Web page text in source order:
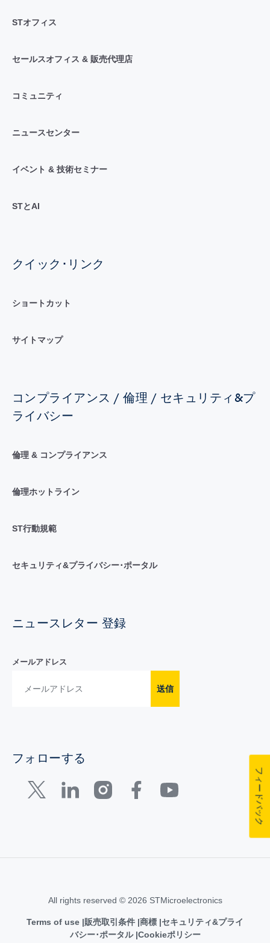
STオフィス
セールスオフィス & 販売代理店
コミュニティ
ニュースセンター
イベント & 技術セミナー
STとAI
クイック･リンク
ショートカット
サイトマップ
コンプライアンス / 倫理 / セキュリティ&プ
ライバシー
倫理 & コンプライアンス
倫理ホットライン
ST行動規範
セキュリティ&プライバシー･ポータル
ニュースレター 登録
メールアドレス
送信
フォローする
All rights reserved © 2026 STMicroelectronics
Terms of use 販売取引条件 商標 セキュリティ&プライ
バシー･ポータル Cookieポリシー
フィードバック